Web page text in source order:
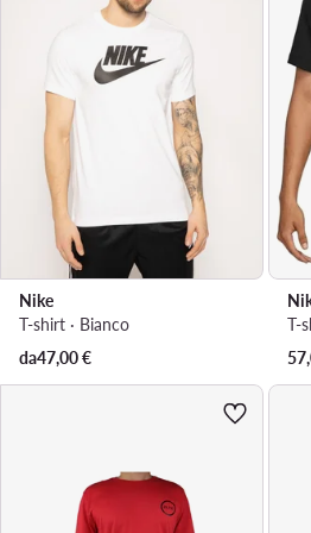
Nike
T-shirt · Bianco
da47,00€
T-